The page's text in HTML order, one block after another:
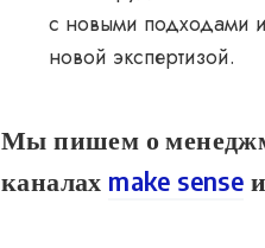
с новыми подходами
новой экспертизой.
Мы пишем о
каналах make sense